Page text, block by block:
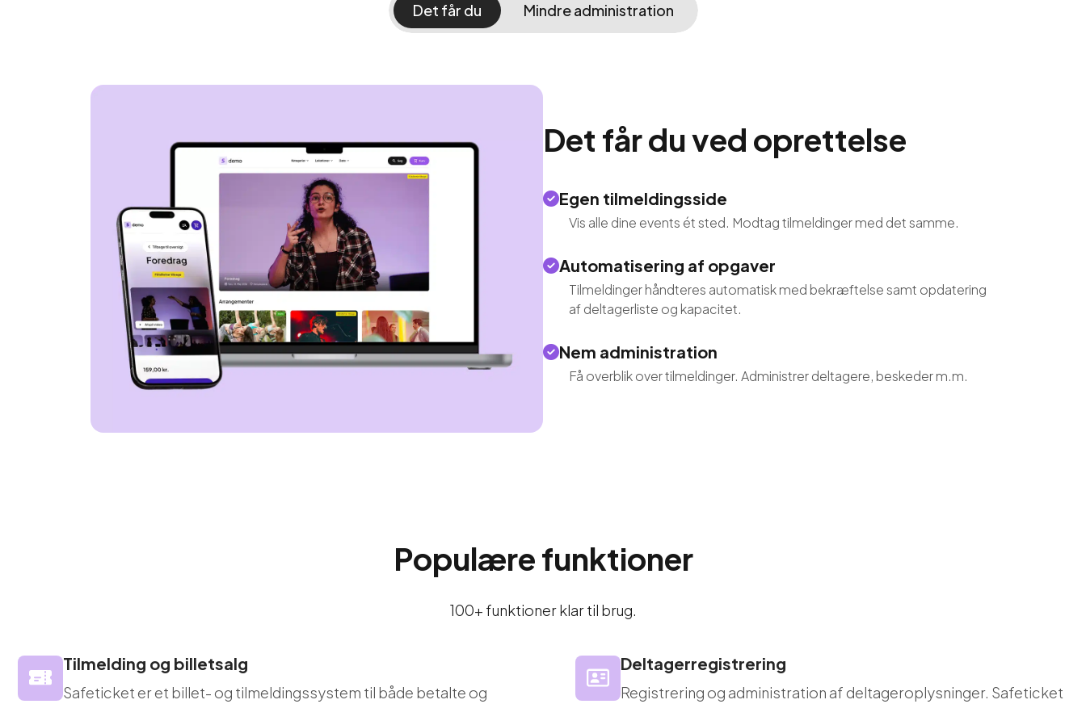
Det får du Mindre administration
Det får duved oprettelse
Egen tilmeldingsside
Vis alle dine events ét sted. Modtag tilmeldinger med det samme.
Automatisering af opgaver
Tilmeldinger håndteres automatisk med bekræftelse samt opdatering
af deltagerliste og kapacitet.
Nem administration
Få overblik over tilmeldinger. Administrer deltagere, beskeder m.m.
Populære funktioner
100+ funktioner klar til brug.
Tilmelding og billetsalg
Safeticket er et billet- og tilmeldingssystem til både betalte og
Deltagerregistrering
Registrering og administration af deltageroplysninger. Safeticket